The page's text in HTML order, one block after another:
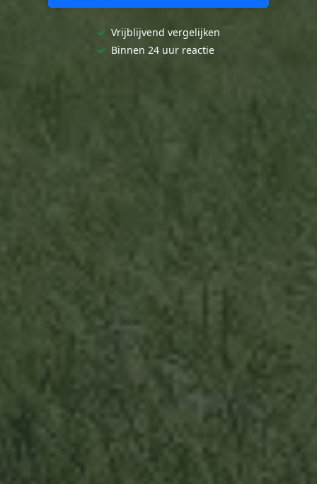
✓ Vrijblijvend vergelijken
✓ Binnen 24 uur reactie